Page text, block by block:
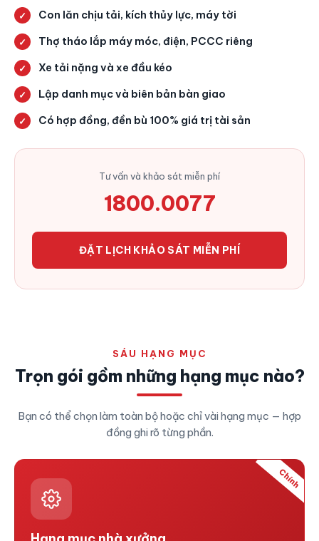
Con lăn chịu tải, kích thủy lực, máy tời
Thợ tháo lắp máy móc, điện, PCCC riêng
Xe tải nặng và xe đầu kéo
Lập danh mục và biên bản bàn giao
Có hợp đồng, đền bù 100% giá trị tài sản
Tư vấn và khảo sát miễn phí
1800.0077
ĐẶT LỊCH KHẢO SÁT MIỄN PHÍ
SÁU HẠNG MỤC
Trọn gói gồm những hạng mục nào?
Bạn có thể chọn làm toàn bộ hoặc chỉ vài hạng mục — hợp
đồng ghi rõ từng phần.
Chính